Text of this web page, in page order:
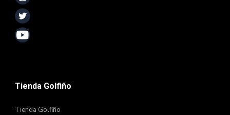
Tienda Golfiño
Tienda Golfiño